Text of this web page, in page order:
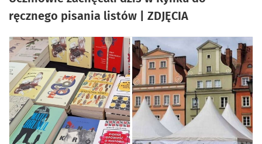
ręcznego pisania listów | ZDJĘCIA